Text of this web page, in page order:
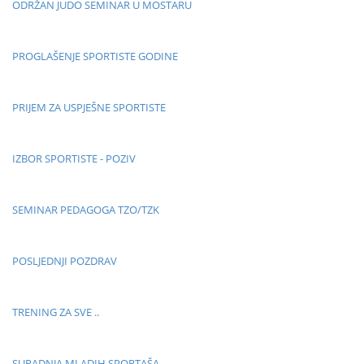
ODRŽAN JUDO SEMINAR U MOSTARU
PROGLAŠENJE SPORTISTE GODINE
PRIJEM ZA USPJEŠNE SPORTISTE
IZBOR SPORTISTE - POZIV
SEMINAR PEDAGOGA TZO/TZK
POSLJEDNJI POZDRAV
TRENING ZA SVE ..